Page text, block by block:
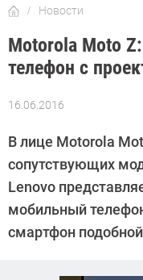
Новости
Motorola Moto
телефон с
16.06.2016
Автор:
Поповкин
В лице Motorola
сопутствующих
Lenovo
мобильный
смартфон